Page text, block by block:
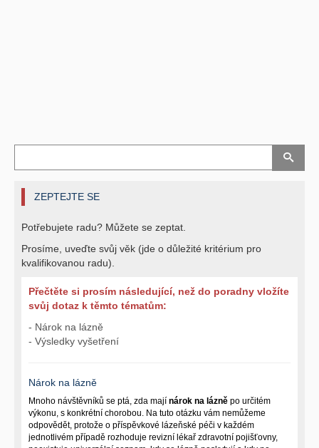
ZEPTEJTE SE
Potřebujete radu? Můžete se zeptat.
Prosíme, uveďte svůj věk (jde o důležité kritérium pro
kvalifikovanou radu).
Přečtěte si prosím následující, než do poradny vložíte
svůj dotaz k těmto tématům:
- Nárok na lázně
- Výsledky vyšetření
Nárok na lázně
Mnoho návštěvníků se ptá, zda mají nárok na lázně po určitém
výkonu, s konkrétní chorobou. Na tuto otázku vám nemůžeme
odpovědět, protože o příspěvkové lázeňské péči v každém
jednotlivém případě rozhoduje revizní lékař zdravotní pojišťovny,